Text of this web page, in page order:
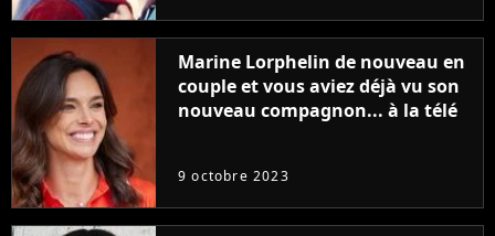
Marine Lorphelin de nouveau en
couple et vous aviez déjà vu son
nouveau compagnon... à la télé
9 octobre 2023